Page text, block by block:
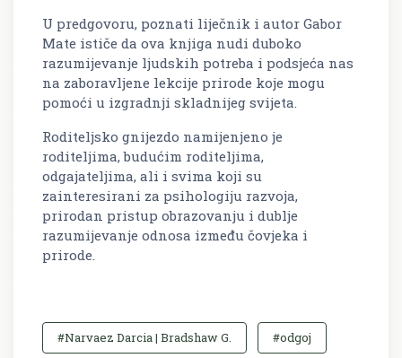
U predgovoru, poznati liječnik i autor Gabor
Mate ističe da ova knjiga nudi duboko
razumijevanje ljudskih potreba i podsjeća nas
na zaboravljene lekcije prirode koje mogu
pomoći u izgradnji skladnijeg svijeta.
Roditeljsko gnijezdo namijenjeno je
roditeljima, budućim roditeljima,
odgajateljima, ali i svima koji su
zainteresirani za psihologiju razvoja,
prirodan pristup obrazovanju i dublje
razumijevanje odnosa između čovjeka i
prirode.
#Narvaez Darcia | Bradshaw G. #odgoj